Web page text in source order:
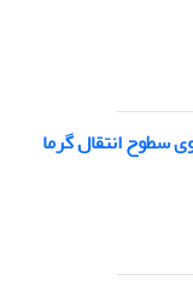
سطوح انتقال گرما